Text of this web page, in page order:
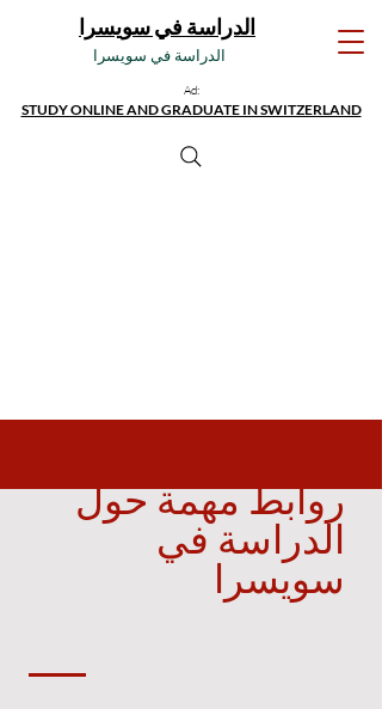
الدراسة في سويسرا
الدراسة في سويسرا
Ad:
STUDY ONLINE AND GRADUATE IN SWITZERLAND
روابط مهمة حول
الدراسة في
سويسرا